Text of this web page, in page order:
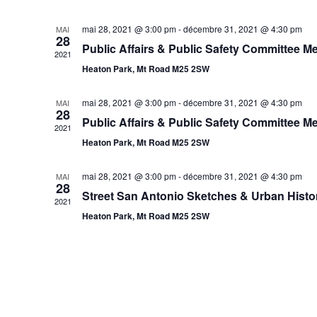
MAI
28
2021
mai 28, 2021 @ 3:00 pm-décembre 31, 2021 @ 4:30 pm
Public Affairs & Public Safety Committee
Heaton Park, Mt Road M25 2SW
MAI
28
2021
mai 28, 2021 @ 3:00 pm-décembre 31, 2021 @ 4:30 pm
Public Affairs & Public Safety Committee
Heaton Park, Mt Road M25 2SW
MAI
28
2021
mai 28, 2021 @ 3:00 pm-décembre 31, 2021 @ 4:30 pm
Street San Antonio Sketches & Urban
Heaton Park, Mt Road M25 2SW